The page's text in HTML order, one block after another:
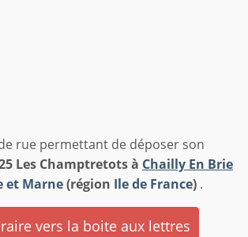
rue permettant de déposer son
Les Champtretots à Chailly En Brie
et Marne(région Ile de France) .
vers la boite aux lettres